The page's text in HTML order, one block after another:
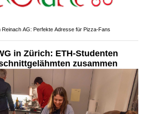
Reinach AG: Perfekte Adresse für Pizza-Fans
in Zürich: ETH-Studenten
zusammen